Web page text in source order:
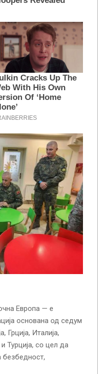
Европа — е
основана од седум
Грција, Италија,
Турција, со цел да
безбедност,